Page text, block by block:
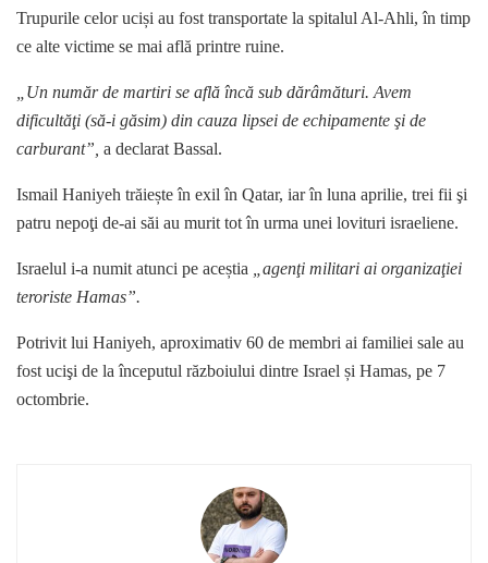
Trupurile celor uciși au fost transportate la spitalul Al-Ahli, în timp
ce alte victime se mai află printre ruine.
„Un număr de martiri se află încă sub dărâmături. Avem
dificultăţi (să-i găsim) din cauza lipsei de echipamente şi de
carburant”, a declarat Bassal.
Ismail Haniyeh trăiește în exil în Qatar, iar în luna aprilie, trei fii şi
patru nepoţi de-ai săi au murit tot în urma unei lovituri israeliene.
Israelul i-a numit atunci pe aceștia
„agenţi militari ai organizaţiei
teroriste Hamas”.
Potrivit lui Haniyeh, aproximativ 60 de membri ai familiei sale au
fost ucişi de la începutul războiului dintre Israel și Hamas, pe 7
octombrie.